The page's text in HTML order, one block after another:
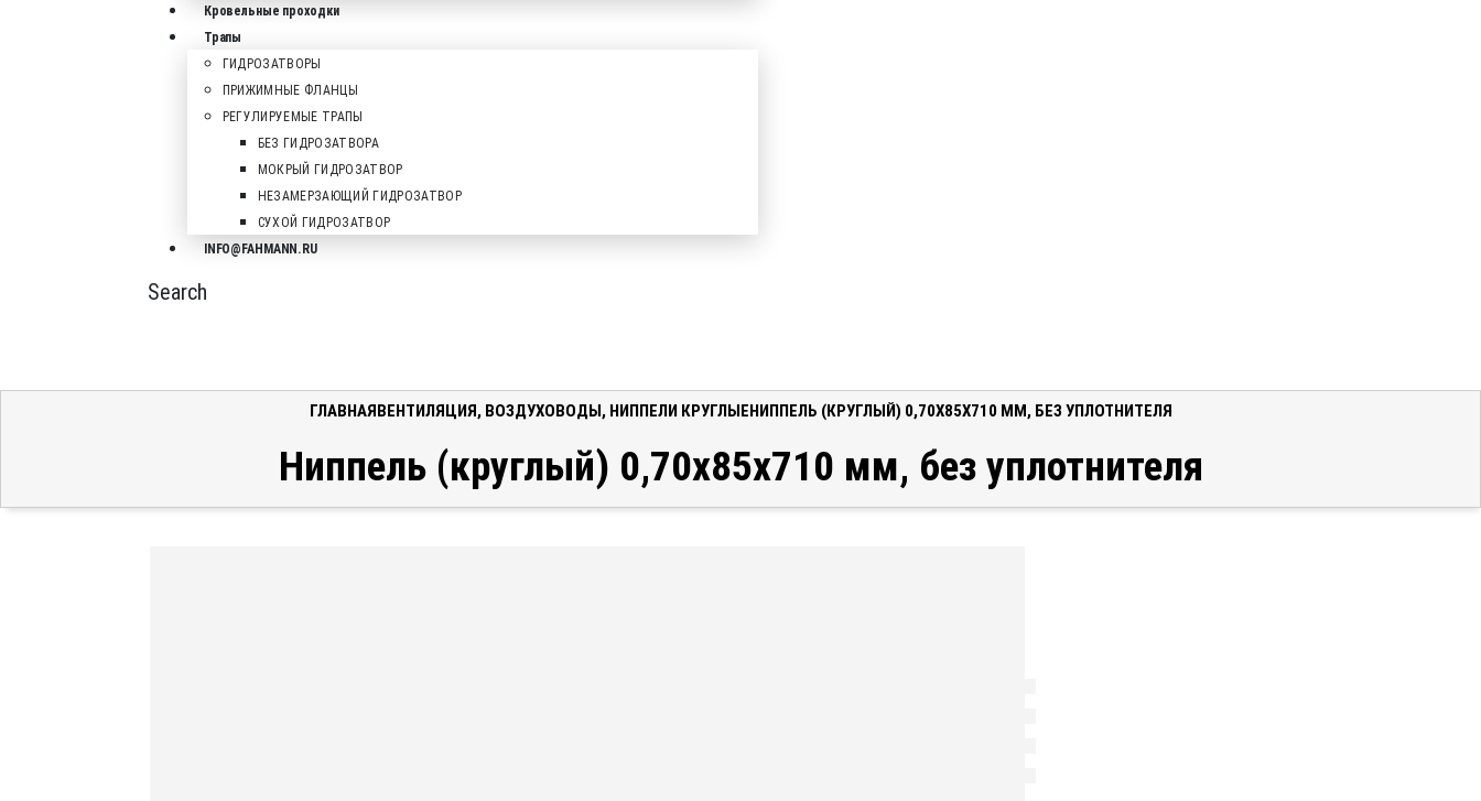
Кровельные проходки
Трапы
ГИДРОЗАТВОРЫ
ПРИЖИМНЫЕ ФЛАНЦЫ
РЕГУЛИРУЕМЫЕ ТРАПЫ
БЕЗ ГИДРОЗАТВОРА
МОКРЫЙ ГИДРОЗАТВОР
НЕЗАМЕРЗАЮЩИЙ ГИДРОЗАТВОР
СУХОЙ ГИДРОЗАТВОР
INFO@FAHMANN.RU
Search
ГЛАВНАЯВЕНТИЛЯЦИЯ, ВОЗДУХОВОДЫ, НИППЕЛИ КРУГЛЫЕНИППЕЛЬ (КРУГЛЫЙ) 0,70X85X710 ММ, БЕЗ УПЛОТНИТЕЛЯ
Ниппель (круглый) 0,70x85x710 мм, без уплотнителя